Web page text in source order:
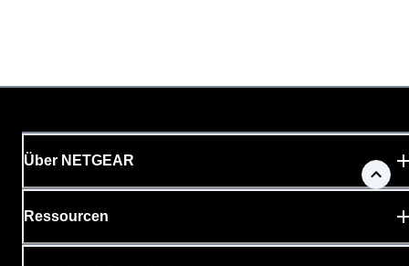
Über NETGEAR
Ressourcen